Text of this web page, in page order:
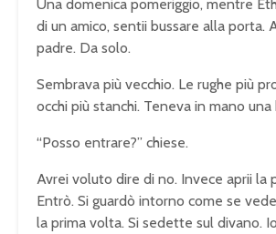
Una domenica pomeriggio, mentre
di un amico, sentii bussare alla porta.
padre. Da solo.
Sembrava più vecchio. Le rughe più
occhi più stanchi. Teneva in mano una
“Posso entrare?” chiese.
Avrei voluto dire di no. Invece aprii la
Entrò. Si guardò intorno come se
la prima volta. Si sedette sul divano.